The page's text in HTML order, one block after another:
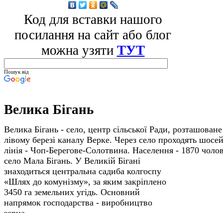
Код для вставки нашого
посилання на сайт або блог
можна узяти ТУТ
Пошук від
Велика Бігань
Велика Бігань - село, центр сільської Ради,
лівому березі каналу Верке. Через село прохо­дять
лінія - Чоп-Берегове-Солотвина. Населення - 1870
село Мала Бігань. У Великій Бігані
знаходиться центральна садиба колгоспу
«Шлях до комунізму», за яким закріплено
3450 га земельних угідь. Основний
напрямок господарства - виробництво